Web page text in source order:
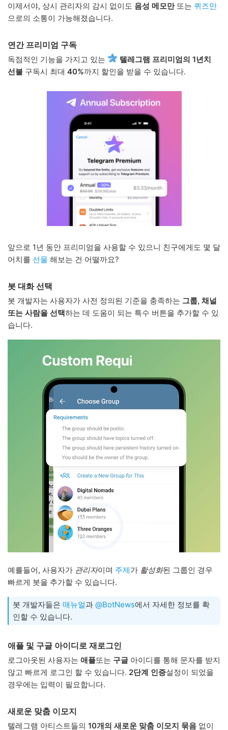
이제서야, 상시 관리자의 감시 없이도 음성 메모만또는 퀴즈만
으로의 소통이 가능해졌습니다.
연간 프리미엄 구독
독점적인 기능을 가지고 있는
텔레그램 프리미엄의 1년치
선불 구독시 최대 40%까지 할인을 받을 수 있습니다.
앞으로 1년 동안 프리미엄을 사용할 수 있으니 친구에게도 몇 달
어치를 선물 해보는 건 어떨까요?
봇 대화 선택
봇 개발자는 사용자가 사전 정의된 기준을 충족하는 그룹, 채널
또는 사람을 선택하는 데 도움이 되는 특수 버튼을 추가할 수 있
습니다.
예를들어, 사용자가 관리자이며 주제가 활성화된 그룹인 경우
빠르게 봇을 추가할 수 있습니다.
봇 개발자들은 매뉴얼과 @BotNews에서 자세한 정보를 확
인할 수 있습니다.
애플 및 구글 아이디로 재로그인
로그아웃된 사용자는 애플또는 구글 아이디를 통해 문자를 받지
않고 빠르게 로그인 할 수 있습니다. 2단계 인증설정이 되었을
경우에는 입력이 필요합니다.
새로운 맞춤 이모지
텔레그램 아티스트들의 10개의 새로운 맞춤 이모지 묶음 없이